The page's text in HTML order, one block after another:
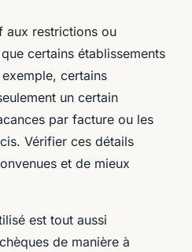
aux restrictions ou
certains établissements
certains
un certain
par facture ou les
Vérifier ces détails
et de mieux
est tout aussi
de manière à